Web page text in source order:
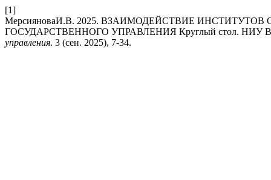
[1]
МерсияноваИ.В. 2025. ВЗАИМОДЕЙСТВИЕ
ГОСУДАРСТВЕННОГО УПРАВЛЕНИЯ Круглый стол. НИУ
управления. 3 (сен. 2025), 7-34.